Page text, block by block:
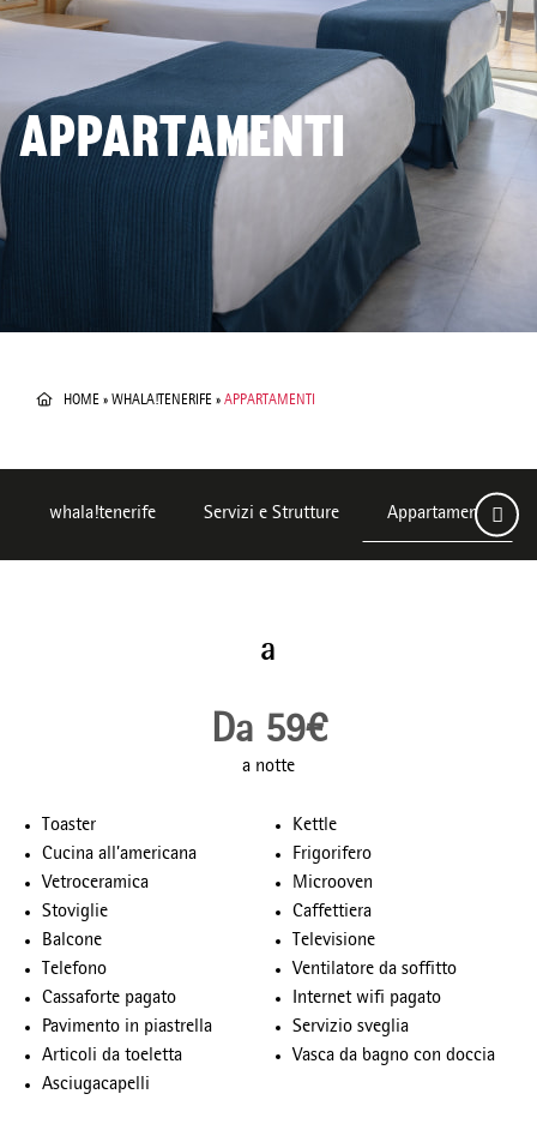
APPARTAMENTI
HOME » WHALA!TENERIFE » APPARTAMENTI
whala!tenerife Servizi e Strutture Appartamenti
a
Da 59€
a notte
Toaster
Kettle
Cucina all’americana
Frigorifero
Vetroceramica
Microoven
Stoviglie
Caffettiera
Balcone
Televisione
Telefono
Ventilatore da soffitto
Cassaforte pagato
Internet wifi pagato
Pavimento in piastrella
Servizio sveglia
Articoli da toeletta
Vasca da bagno con doccia
Asciugacapelli